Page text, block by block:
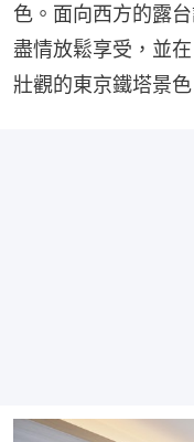
色。面向西方的露
盡情放鬆享受，並
壯觀的東京鐵塔景色